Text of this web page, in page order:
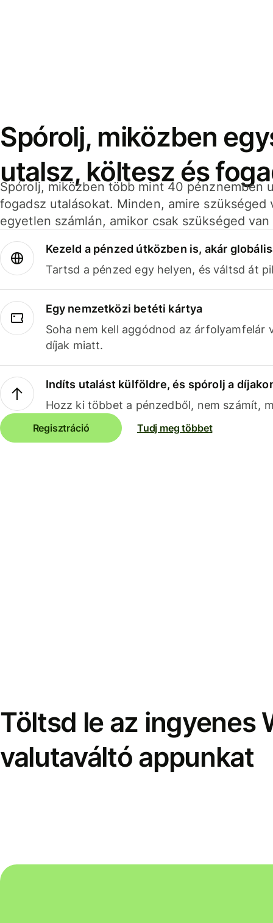
Spórolj, miközben
utalsz, költesz és
Spórolj, miközben több mint 40 pénznemben
fogadsz utalásokat. Minden, amire szükséged
egyetlen számlán, amikor csak szükséged van
Kezeld a pénzed útközben is, akár
Tartsd a pénzed egy helyen, és váltsd át
Egy nemzetközi betéti kártya
Soha nem kell aggódnod az árfolyamfelár
díjak miatt.
Indíts utalást külföldre, és spórolj a
Hozz ki többet a pénzedből, nem számít,
Regisztráció Tudj meg többet
Töltsd le az ingyenes
valutaváltó appunkat